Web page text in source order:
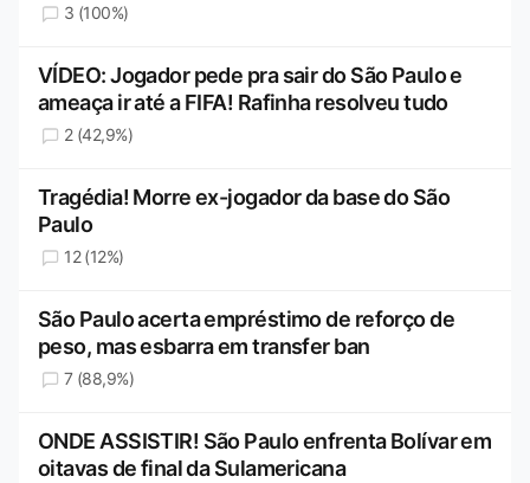
3 (100%)
VÍDEO: Jogador pede pra sair do São Paulo e
ameaça ir até a FIFA! Rafinha resolveu tudo
2 (42,9%)
Tragédia! Morre ex-jogador da base do São
Paulo
12 (12%)
São Paulo acerta empréstimo de reforço de
peso, mas esbarra em transfer ban
7 (88,9%)
ONDE ASSISTIR! São Paulo enfrenta Bolívar em
oitavas de final da Sulamericana